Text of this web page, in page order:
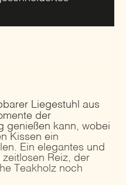
Liegestuhl aus
der
genießen kann, wobei
Kissen ein
Ein elegantes und
Reiz, der
Teakholz noch